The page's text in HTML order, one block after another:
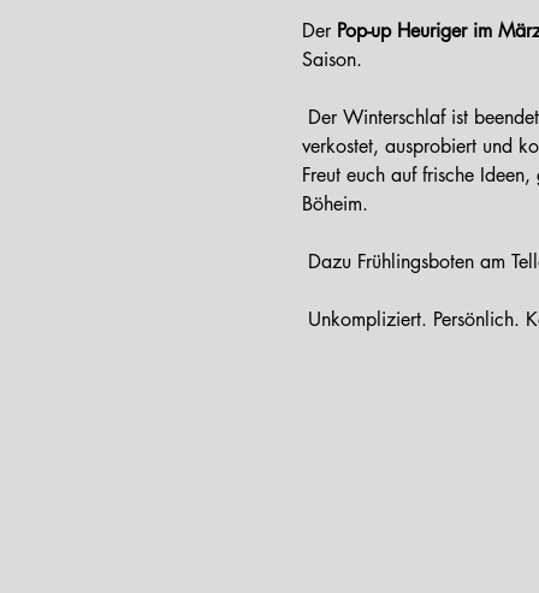
Der Pop-up Heuriger im
Saison.
verkostet, ausprobiert und
Freut euch auf frische
Böheim.
Dazu Frühlingsboten am
Unkompliziert. Persönlich.